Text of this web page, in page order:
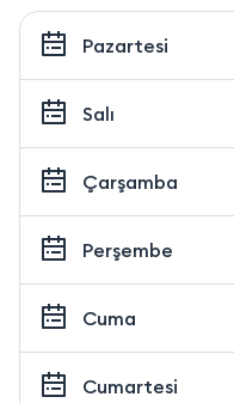
Pazartesi
Salı
Çarşamba
Perşembe
Cuma
Cumartesi